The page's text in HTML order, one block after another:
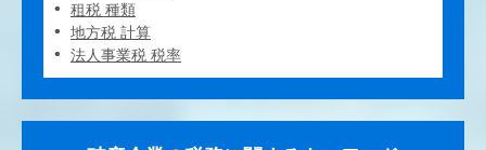
租税 種類
地方税 計算
法人事業税 税率